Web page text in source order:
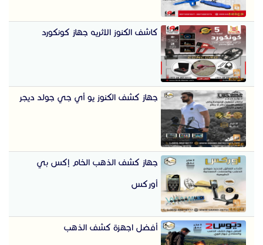
كاشف الكنوز الاثريه جهاز كونكورد
جهاز كشف الكنوز يو أي جي جولد ديجر
جهاز كشف الذهب الخام إكس بي
أوركس
أفضل اجهزة كشف الذهب